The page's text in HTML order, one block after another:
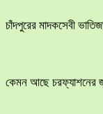
চাঁদপুরের মাদকসেবী
কেমন আছে চরফ্যাশনের